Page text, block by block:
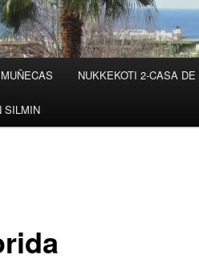
NUKKEKOTI 2-CASA
SILMIN